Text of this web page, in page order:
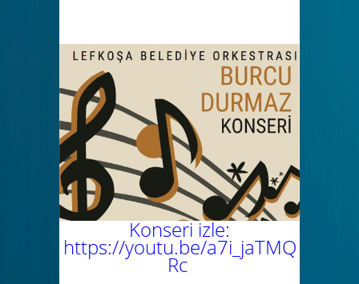
Konseri izle:
https://youtu.be/a7i_jaTMQ
Rc